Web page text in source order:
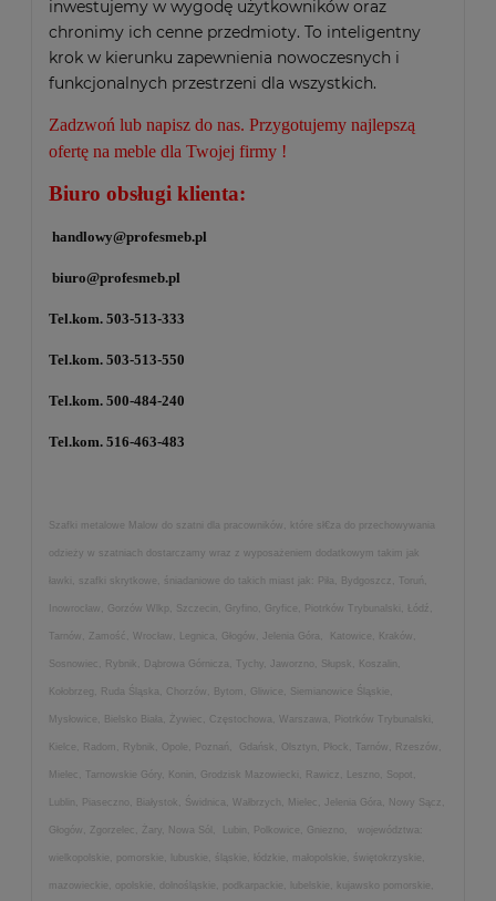
inwestujemy w wygodę użytkowników oraz
chronimy ich cenne przedmioty. To inteligentny
krok w kierunku zapewnienia nowoczesnych i
funkcjonalnych przestrzeni dla wszystkich.
Zadzwoń lub napisz do nas. Przygotujemy najlepszą
ofertę na meble dla Twojej firmy !
Biuro obsługi klienta:
handlowy@profesmeb.pl
biuro@profesmeb.pl
Tel.kom. 503-513-333
Tel.kom. 503-513-550
Tel.kom. 500-484-240
Tel.kom. 516-463-483
Szafki metalowe Malow do szatni dla pracowników, które sł€za do przechowywania
odzieży w szatniach dostarczamy wraz z wyposażeniem dodatkowym takim jak
ławki, szafki skrytkowe, śniadaniowe do takich miast jak: Piła, Bydgoszcz, Toruń,
Inowrocław, Gorzów Wlkp, Szczecin, Gryfino, Gryfice, Piotrków Trybunalski, Łódź,
Tarnów, Zamość, Wrocław, Legnica, Głogów, Jelenia Góra, Katowice, Kraków,
Sosnowiec, Rybnik, Dąbrowa Górnicza, Tychy, Jaworzno, Słupsk, Koszalin,
Kołobrzeg, Ruda Śląska, Chorzów, Bytom, Gliwice, Siemianowice Śląskie,
Mysłowice, Bielsko Biała, Żywiec, Częstochowa, Warszawa, Piotrków Trybunalski,
Kielce, Radom, Rybnik, Opole, Poznań, Gdańsk, Olsztyn, Płock, Tarnów, Rzeszów,
Mielec, Tarnowskie Góry, Konin, Grodzisk Mazowiecki, Rawicz, Leszno, Sopot,
Lublin, Piaseczno, Białystok, Świdnica, Wałbrzych, Mielec, Jelenia Góra, Nowy Sącz,
Głogów, Zgorzelec, Żary, Nowa Sól, Lubin, Polkowice, Gniezno, województwa:
wielkopolskie, pomorskie, lubuskie, śląskie, łódzkie, małopolskie, świętokrzyskie,
mazowieckie, opolskie, dolnośląskie, podkarpackie, lubelskie, kujawsko pomorskie,